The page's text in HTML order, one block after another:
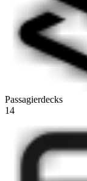
Passagierdecks
14